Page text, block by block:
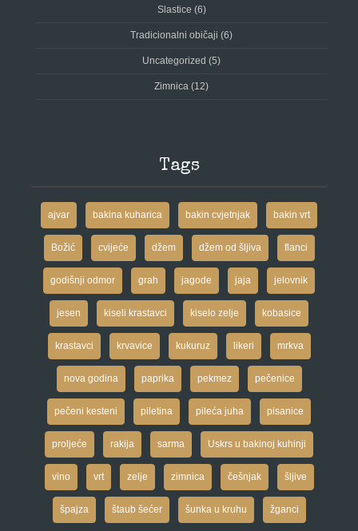
Slastice (6)
Tradicionalni običaji (6)
Uncategorized (5)
Zimnica (12)
Tags
ajvar bakina kuharica bakin cvjetnjak bakin vrt
Božić cvijeće džem džem od šljiva flanci
godišnji odmor grah jagode jaja jelovnik
jesen kiseli krastavci kiselo zelje kobasice
krastavci krvavice kukuruz likeri mrkva
nova godina paprika pekmez pečenice
pečeni kesteni piletina pileća juha pisanice
proljeće rakija sarma Uskrs u bakinoj kuhinji
vino vrt zelje zimnica češnjak šljive
špajza štaub šećer šunka u kruhu žganci